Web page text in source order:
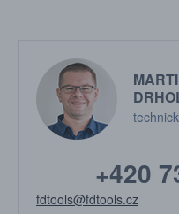
+420
fdtools@fdtools.cz